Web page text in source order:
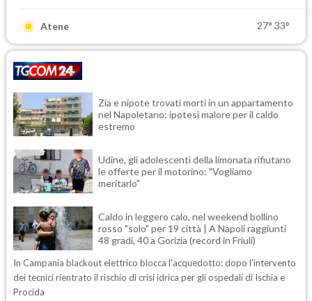
Atene 27° 33°
Zia e nipote trovati morti in un appartamento
nel Napoletano: ipotesi malore per il caldo
estremo
Udine, gli adolescenti della limonata rifiutano
le offerte per il motorino: "Vogliamo
meritarlo"
Caldo in leggero calo, nel weekend bollino
rosso "solo" per 19 città | A Napoli raggiunti
48 gradi, 40 a Gorizia (record in Friuli)
In Campania blackout elettrico blocca l'acquedotto: dopo l'intervento
dei tecnici rientrato il rischio di crisi idrica per gli ospedali di Ischia e
Procida